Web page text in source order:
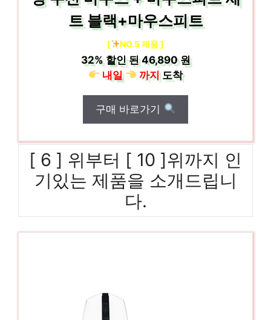
트 블랙+마우스피트
[ NO.5 제품 ]
32%할인 된46,890 원
내일
까지도착
구매 바로가기
[ 6 ] 위부터 [ 10 ]위까지 인
기있는 제품을 소개드립니
다.